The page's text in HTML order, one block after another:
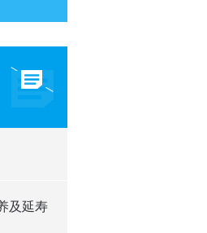
及延寿